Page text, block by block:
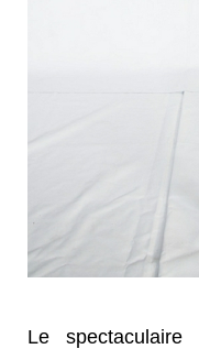
Le spectaculaire